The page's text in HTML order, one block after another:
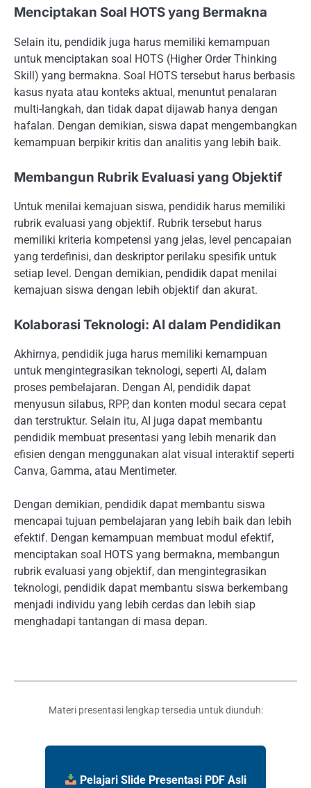
Menciptakan Soal HOTS yang Bermakna
Selain itu, pendidik juga harus memiliki kemampuan
untuk menciptakan soal HOTS (Higher Order Thinking
Skill) yang bermakna. Soal HOTS tersebut harus berbasis
kasus nyata atau konteks aktual, menuntut penalaran
multi-langkah, dan tidak dapat dijawab hanya dengan
hafalan. Dengan demikian, siswa dapat mengembangkan
kemampuan berpikir kritis dan analitis yang lebih baik.
Membangun Rubrik Evaluasi yang Objektif
Untuk menilai kemajuan siswa, pendidik harus memiliki
rubrik evaluasi yang objektif. Rubrik tersebut harus
memiliki kriteria kompetensi yang jelas, level pencapaian
yang terdefinisi, dan deskriptor perilaku spesifik untuk
setiap level. Dengan demikian, pendidik dapat menilai
kemajuan siswa dengan lebih objektif dan akurat.
Kolaborasi Teknologi: AI dalam Pendidikan
Akhirnya, pendidik juga harus memiliki kemampuan
untuk mengintegrasikan teknologi, seperti AI, dalam
proses pembelajaran. Dengan AI, pendidik dapat
menyusun silabus, RPP, dan konten modul secara cepat
dan terstruktur. Selain itu, AI juga dapat membantu
pendidik membuat presentasi yang lebih menarik dan
efisien dengan menggunakan alat visual interaktif seperti
Canva, Gamma, atau Mentimeter.
Dengan demikian, pendidik dapat membantu siswa
mencapai tujuan pembelajaran yang lebih baik dan lebih
efektif. Dengan kemampuan membuat modul efektif,
menciptakan soal HOTS yang bermakna, membangun
rubrik evaluasi yang objektif, dan mengintegrasikan
teknologi, pendidik dapat membantu siswa berkembang
menjadi individu yang lebih cerdas dan lebih siap
menghadapi tantangan di masa depan.
Materi presentasi lengkap tersedia untuk diunduh:
Pelajari Slide Presentasi PDF Asli